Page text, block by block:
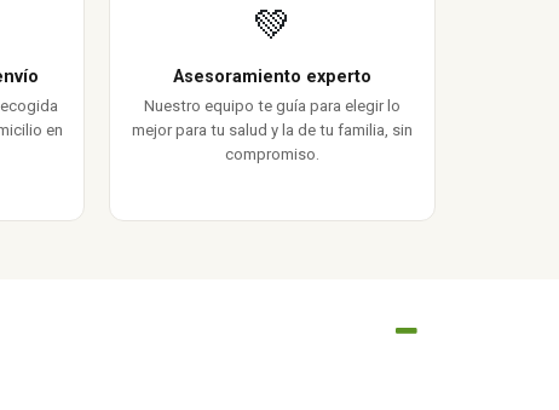
en
💚
Asesoramiento experto
Nuestro equipo te guía para elegir lo
mejor para tu salud y la de tu familia, sin
compromiso.